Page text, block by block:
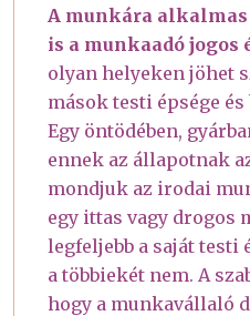
A munkára
is a munkaadó jogos
olyan helyeken jöhet
mások testi épsége
Egy öntödében,
ennek az állapotnak
mondjuk az irodai
egy ittas vagy drogos
legfeljebb a saját testi
a többiekét nem. A
hogy a munkavállaló